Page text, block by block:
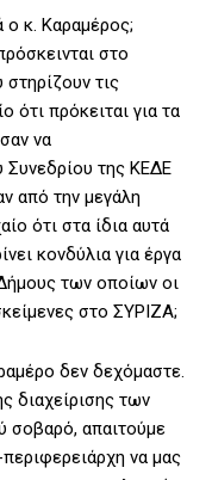
ο κ. Καραμέρος;
στο
τις
ότι πρόκειται για τα
να
Συνεδρίου της ΚΕΔΕ
από την μεγάλη
ότι στα ίδια αυτά
κονδύλια για έργα
των οποίων οι
στο ΣΥΡΙΖΑ;
δεν δεχόμαστε.
διαχείρισης των
σοβαρό, απαιτούμε
να μας